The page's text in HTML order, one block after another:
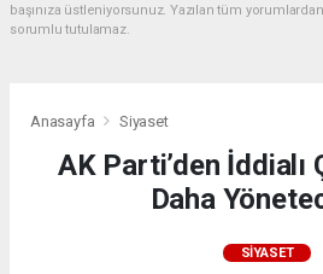
başınıza üstleniyorsunuz. Yazılan tüm
sorumlu tutulamaz.
Anasayfa Siyaset
AK Parti’den İddialı
Daha
SIYASET